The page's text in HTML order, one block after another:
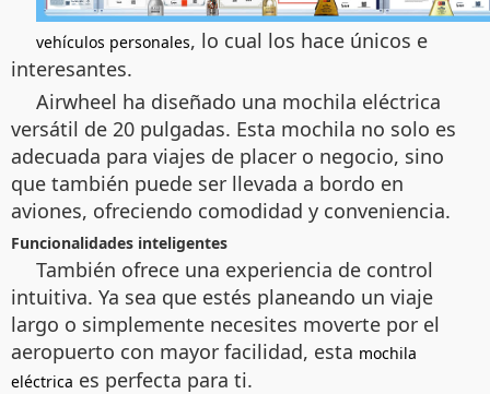
vehículos personales, lo cual los hace únicos e
interesantes.
Airwheel ha diseñado una mochila eléctrica
versátil de 20 pulgadas. Esta mochila no solo es
adecuada para viajes de placer o negocio, sino
que también puede ser llevada a bordo en
aviones, ofreciendo comodidad y conveniencia.
Funcionalidades inteligentes
También ofrece una experiencia de control
intuitiva. Ya sea que estés planeando un viaje
largo o simplemente necesites moverte por el
aeropuerto con mayor facilidad, esta mochila
eléctrica es perfecta para ti.